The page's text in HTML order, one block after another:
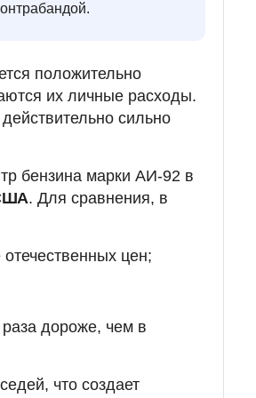
положительно
их личные расходы.
сильно
бензина марки АИ-92 в
. Для сравнения, в
цен;
дороже, чем в
что создает